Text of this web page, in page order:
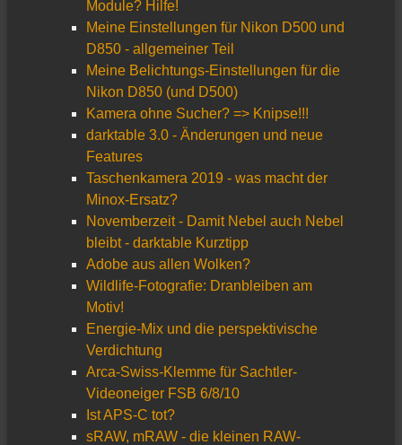
Module? Hilfe!
Meine Einstellungen für Nikon D500 und
D850 - allgemeiner Teil
Meine Belichtungs-Einstellungen für die
Nikon D850 (und D500)
Kamera ohne Sucher? => Knipse!!!
darktable 3.0 - Änderungen und neue
Features
Taschenkamera 2019 - was macht der
Minox-Ersatz?
Novemberzeit - Damit Nebel auch Nebel
bleibt - darktable Kurztipp
Adobe aus allen Wolken?
Wildlife-Fotografie: Dranbleiben am
Motiv!
Energie-Mix und die perspektivische
Verdichtung
Arca-Swiss-Klemme für Sachtler-
Videoneiger FSB 6/8/10
Ist APS-C tot?
sRAW, mRAW - die kleinen RAW-